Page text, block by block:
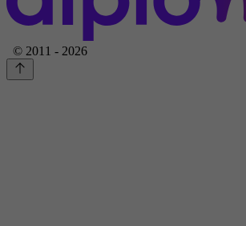
© 2011 - 2026